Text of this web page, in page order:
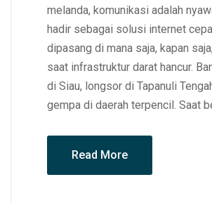
melanda, komunikasi adalah
hadir sebagai solusi internet
dipasang di mana saja, kapan
saat infrastruktur darat hancur.
di Siau, longsor di Tapanuli
gempa di daerah terpencil. Saat
Read More